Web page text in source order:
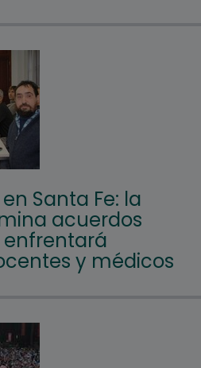
Santa Fe: la
acuerdos
enfrentará
y médicos